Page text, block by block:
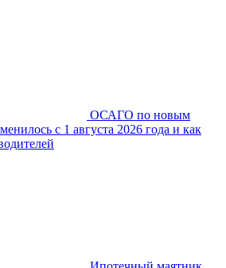
ОСАГО по новым
с 1 августа 2026 года и как